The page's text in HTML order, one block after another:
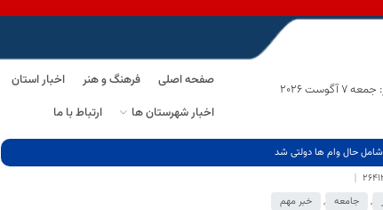
7 آگوست 2026
صفحه اصلی فرهنگ و هنر اخبار استان
اخبار شهرستان ها
ارتباط با ما
حال وام ها دولتی شد
, جامعه , خبر مهم